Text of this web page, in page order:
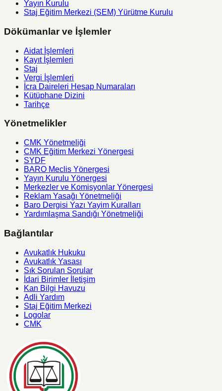
Yayın Kurulu
Staj Eğitim Merkezi (SEM) Yürütme Kurulu
Dökümanlar ve İşlemler
Aidat İşlemleri
Kayıt İşlemleri
Staj
Vergi İşlemleri
İcra Daireleri Hesap Numaraları
Kütüphane Dizini
Tarihçe
Yönetmelikler
CMK Yönetmeliği
CMK Eğitim Merkezi Yönergesi
SYDF
BARO Meclis Yönergesi
Yayın Kurulu Yönergesi
Merkezler ve Komisyonlar Yönergesi
Reklam Yasağı Yönetmeliği
Baro Dergisi Yazı Yayim Kuralları
Yardımlaşma Sandığı Yönetmeliği
Bağlantılar
Avukatlık Hukuku
Avukatlık Yasası
Sık Sorulan Sorular
İdari Birimler İletişim
Kan Bilgi Havuzu
Adli Yardım
Staj Eğitim Merkezi
Logolar
CMK